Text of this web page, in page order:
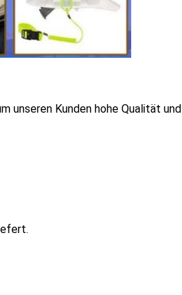
unseren Kunden hohe Qualität und